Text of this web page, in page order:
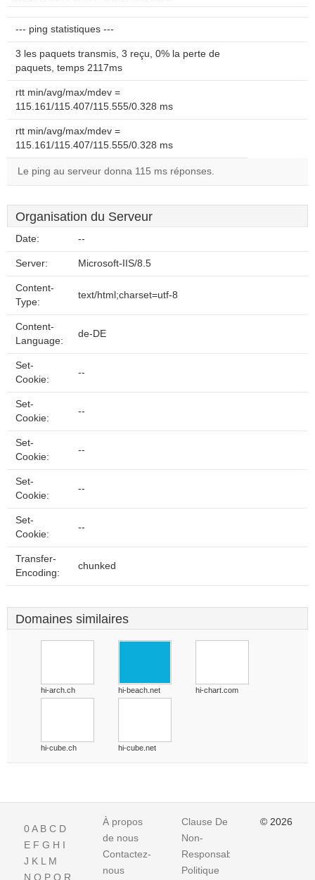
--- ping statistiques ---
3 les paquets transmis, 3 reçu, 0% la perte de
paquets, temps 2117ms
rtt min/avg/max/mdev =
115.161/115.407/115.555/0.328 ms
rtt min/avg/max/mdev =
115.161/115.407/115.555/0.328 ms
Le ping au serveur donna 115 ms réponses.
Organisation du Serveur
Date: --
Server: Microsoft-IIS/8.5
Content-
Type:
text/html;charset=utf-8
Content-
Language:
de-DE
Set-
Cookie:
--
Set-
Cookie:
--
Set-
Cookie:
--
Set-
Cookie:
--
Set-
Cookie:
--
Transfer-
Encoding:
chunked
Domaines similaires
hi-arch.ch hi-beach.net hi-chart.com
hi-cube.ch hi-cube.net
0A B C D
E F G H I
J K L M
N O P Q R
À propos
de nous
Contactez-
nous
Clause De
Non-
Responsabilite
Politique
© 2026